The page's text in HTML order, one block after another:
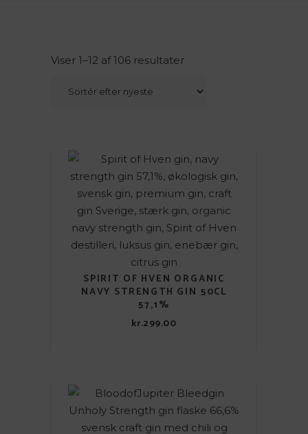
Viser 1–12 af 106 resultater
SPIRIT OF HVEN ORGANIC
NAVY STRENGTH GIN 50CL
57,1%
kr.299.00